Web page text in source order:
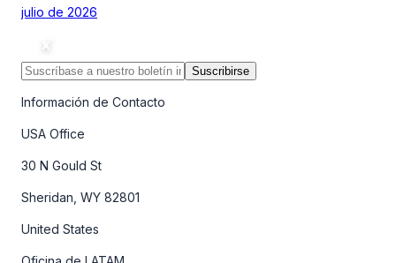
julio de 2026
Suscribirse
Información de Contacto
USA Office
30 N Gould St
Sheridan, WY 82801
United States